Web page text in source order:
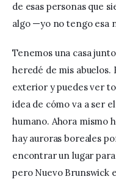
de esas personas que
algo —yo no tengo esa
Tenemos una casa
heredé de mis abuelos.
exterior y puedes ver
idea de cómo va a ser
humano. Ahora mismo
hay auroras boreales
encontrar un lugar
pero Nuevo Brunswick